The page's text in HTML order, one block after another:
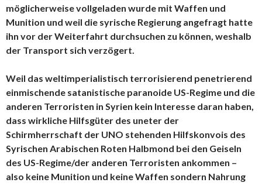
möglicherweise vollgeladen wurde mit Waffen und
Munition und weil die syrische Regierung angefragt hatte
ihn vor der Weiterfahrt durchsuchen zu können, weshalb
der Transport sich verzögert.
Weil das weltimperialistisch terrorisierend penetrierend
einmischende satanistische paranoide US-Regime und die
anderen Terroristen in Syrien kein Interesse daran haben,
dass wirkliche Hilfsgüter des uneter der
Schirmherrschaft der UNO stehenden Hilfskonvois des
Syrischen Arabischen Roten Halbmond bei den Geiseln
des US-Regime/der anderen Terroristen ankommen –
also keine Munition und keine Waffen sondern Nahrung